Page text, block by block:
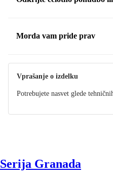
Morda vam pride prav
Vprašanje o izdelku
Potrebujete nasvet glede
Serija Granada